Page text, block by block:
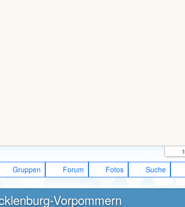
Gruppen Forum Fotos Suche
Vorpommern